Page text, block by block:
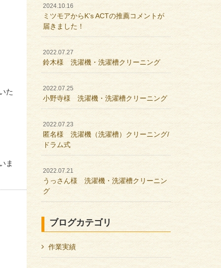
た
ま
2024.10.16
ミツモアからK’s ACTの推薦コメントが
届きました！
2022.07.27
鈴木様 洗濯機・洗濯槽クリーニング
2022.07.25
小野寺様 洗濯機・洗濯槽クリーニング
2022.07.23
匿名様 洗濯機（洗濯槽）クリーニング/
ドラム式
2022.07.21
うっさん様 洗濯機・洗濯槽クリーニン
グ
ブログカテゴリ
作業実績